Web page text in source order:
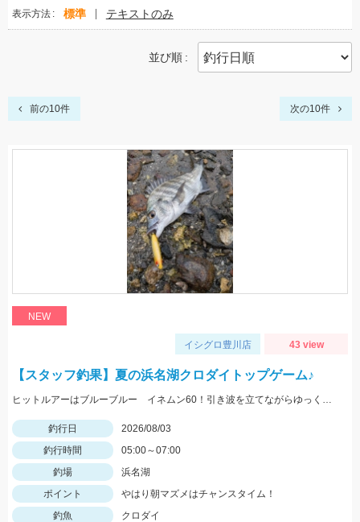
表示方法 標準 テキストのみ
並び順
前の10件 次の10件
NEW
イシグロ豊川店 43 view
【スタッフ釣果】夏の浜名湖クロダイトップゲーム♪
ヒットルアーはブルーブルー イネムン60！引き波を立てながらゆっくり水面をタダ巻き。単発でしたがバシュッと気持ちよくバイトが出ました☆
釣行日
2026/08/03
釣行時間
05:00～07:00
釣場
浜名湖
ポイント
やはり朝マズメはチャンスタイム！
釣魚
クロダイ